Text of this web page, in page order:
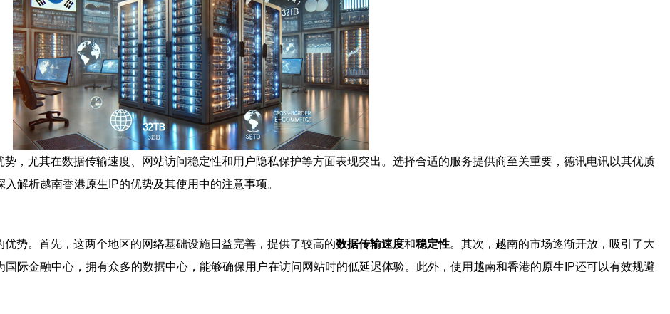
，尤其在数据传输速度、网站访问稳定性和用户隐私保护等方面表现突出。选择合适的服务提供商至关重要，德讯电讯以其优质
解析越南香港原生IP的优势及其使用中的注意事项。
势。首先，这两个地区的网络基础设施日益完善，提供了较高的数据传输速度和稳定性。其次，越南的市场逐渐开放，吸引了大
际金融中心，拥有众多的数据中心，能够确保用户在访问网站时的低延迟体验。此外，使用越南和香港的原生IP还可以有效规避